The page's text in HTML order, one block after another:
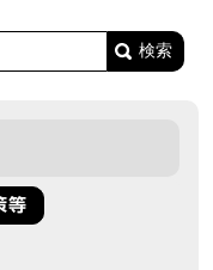
等